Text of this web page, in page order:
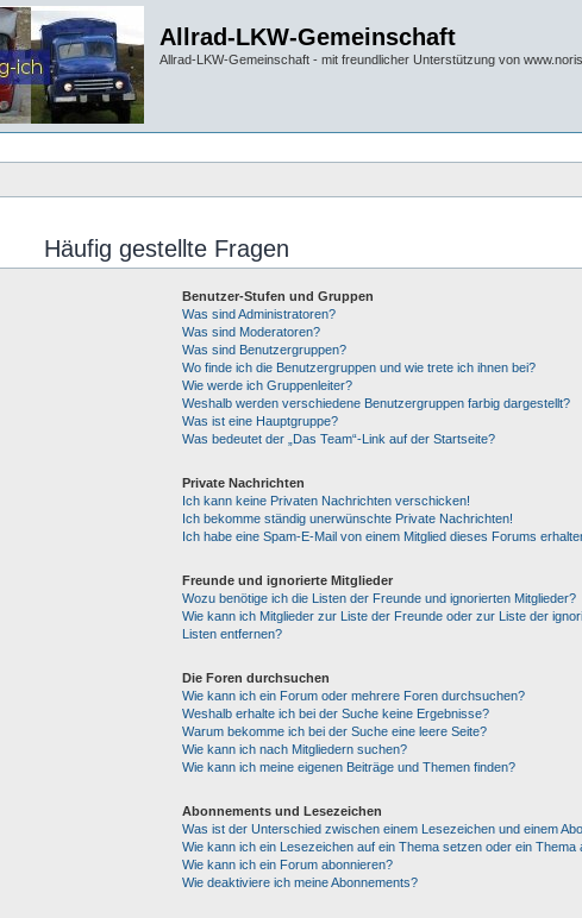
Allrad-LKW-Gemeinschaft
Allrad-LKW-Gemeinschaft - mit freundlicher Unterstützung von
Häufig gestellte Fragen
Benutzer-Stufen und Gruppen
Was sind Administratoren?
Was sind Moderatoren?
Was sind Benutzergruppen?
Wo finde ich die Benutzergruppen und wie trete ich ihnen bei?
Wie werde ich Gruppenleiter?
Weshalb werden verschiedene Benutzergruppen farbig dargestellt?
Was ist eine Hauptgruppe?
Was bedeutet der „Das Team“-Link auf der Startseite?
Private Nachrichten
Ich kann keine Privaten Nachrichten verschicken!
Ich bekomme ständig unerwünschte Private Nachrichten!
Ich habe eine Spam-E-Mail von einem Mitglied dieses Forums
Freunde und ignorierte Mitglieder
Wozu benötige ich die Listen der Freunde und ignorierten Mitglieder?
Wie kann ich Mitglieder zur Liste der Freunde oder zur Liste der
Listen entfernen?
Die Foren durchsuchen
Wie kann ich ein Forum oder mehrere Foren durchsuchen?
Weshalb erhalte ich bei der Suche keine Ergebnisse?
Warum bekomme ich bei der Suche eine leere Seite?
Wie kann ich nach Mitgliedern suchen?
Wie kann ich meine eigenen Beiträge und Themen finden?
Abonnements und Lesezeichen
Was ist der Unterschied zwischen einem Lesezeichen und einem
Wie kann ich ein Lesezeichen auf ein Thema setzen oder ein Thema
Wie kann ich ein Forum abonnieren?
Wie deaktiviere ich meine Abonnements?